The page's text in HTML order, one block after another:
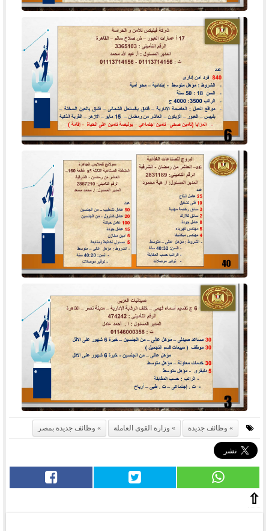
وظائف جديدة وزارة القوى العاملة وظائف جديدة بمصر
⇧